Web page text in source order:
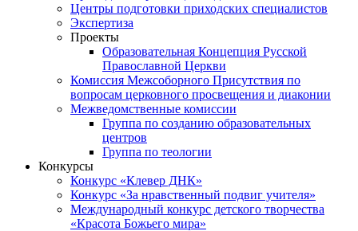
Центры подготовки приходских специалистов
Экспертиза
Проекты
Образовательная Концепция Русской
Православной Церкви
Комиссия Межсоборного Присутствия по
вопросам церковного просвещения и диаконии
Межведомственные комиссии
Группа по созданию образовательных
центров
Группа по теологии
Конкурсы
Конкурс «Клевер ДНК»
Конкурс «За нравственный подвиг учителя»
Международный конкурс детского творчества
«Красота Божьего мира»